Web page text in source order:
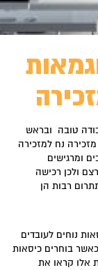
טובה ובראש
נח למזכירה
ומרגישים
ולכן רכישה
רבות הן
נוחים לעובדים
בוחרים כיסאות
אלו קראו את